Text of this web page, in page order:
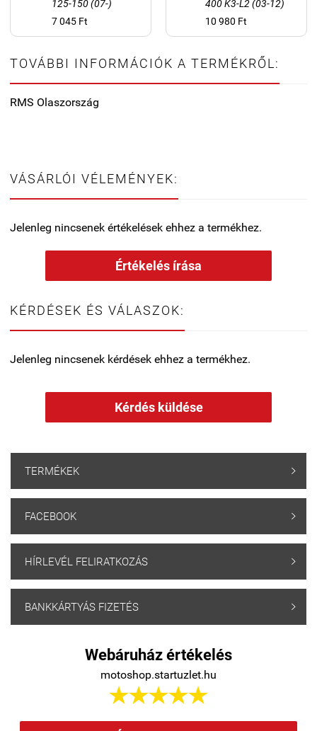
125-150 (07-)
7 045 Ft
400 K3-L2 (03-12)
10 980 Ft
TOVÁBBI INFORMÁCIÓK A TERMÉKRŐL:
RMS Olaszország
VÁSÁRLÓI VÉLEMÉNYEK:
Jelenleg nincsenek értékelések ehhez a termékhez.
Értékelés írása
KÉRDÉSEK ÉS VÁLASZOK:
Jelenleg nincsenek kérdések ehhez a termékhez.
Kérdés küldése
TERMÉKEK 
FACEBOOK 
HÍRLEVÉL FELIRATKOZÁS 
BANKKÁRTYÁS FIZETÉS 
Webáruház értékelés
motoshop.startuzlet.hu
